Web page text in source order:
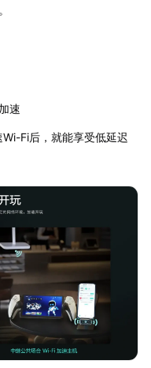
速
Fi后，就能享受低延迟